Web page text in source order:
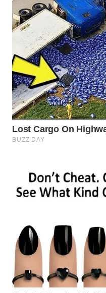
WN
PRIANGAN
TIMUR
WN
SEMARANG
WN
SOLO
WN
WN
MADURA
SURABAYA
WN
WN